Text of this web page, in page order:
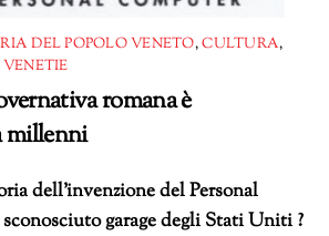
DEL POPOLO VENETO,CULTURA,
VENETIE
romana è
millenni
dell’invenzione del Personal
garage degli Stati Uniti ?